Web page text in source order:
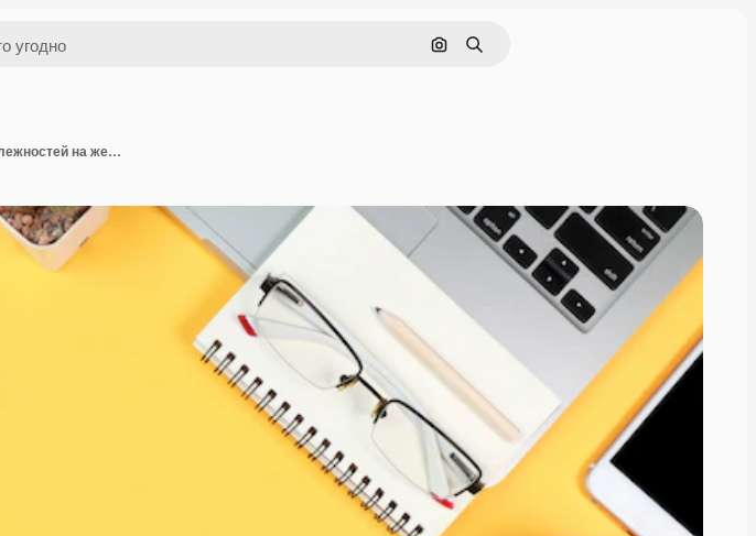
Поиск по изображению
Поиск
Рабочая область с компьютером и канцелярских принадлежностей на желтом